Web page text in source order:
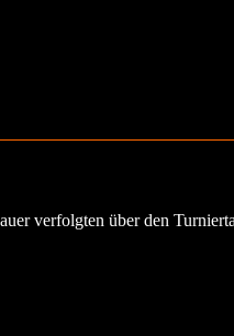
verfolgten über den